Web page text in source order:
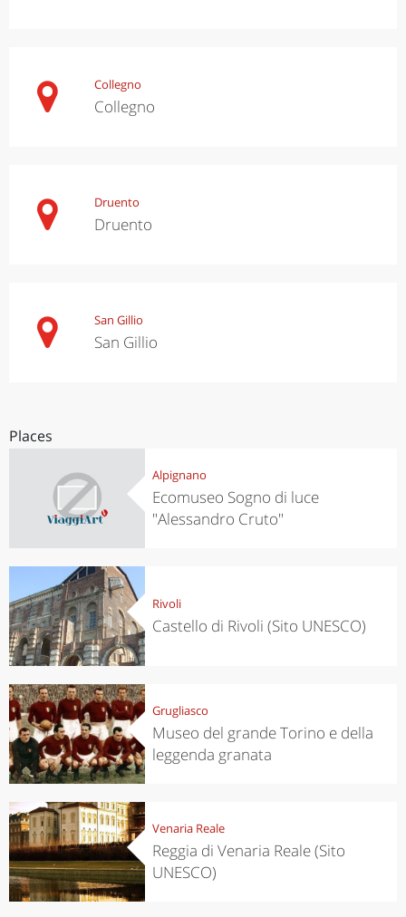
Collegno
Collegno
Druento
Druento
San Gillio
San Gillio
Places
Alpignano
Ecomuseo Sogno di luce
"Alessandro Cruto"
Rivoli
Castello di Rivoli (Sito UNESCO)
Grugliasco
Museo del grande Torino e della
leggenda granata
Venaria Reale
Reggia di Venaria Reale (Sito
UNESCO)